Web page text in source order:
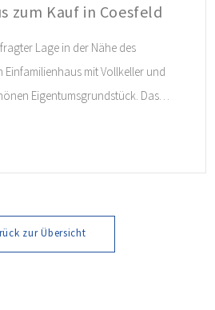
zum Kauf in Coesfeld
Lage in der Nähe des
Einfamilienhaus mit Vollkeller und
Eigentumsgrundstück. Das
erstellt und ist ideal für alle
zur Übersicht